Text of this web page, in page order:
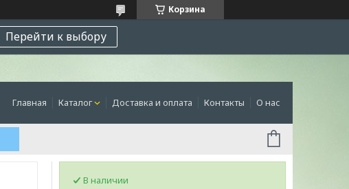
Корзина
Перейти к выбору
Главная Каталог Доставка и оплата Контакты О нас
В наличии